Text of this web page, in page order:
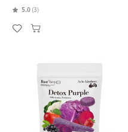
5.0 (3)